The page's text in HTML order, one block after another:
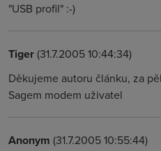
"USB profil" :-)
Tiger(31.7.2005 10:44:34)
Děkujeme autoru článku, za
Sagem modem uživatel
Anonym (31.7.2005 10:55:44)